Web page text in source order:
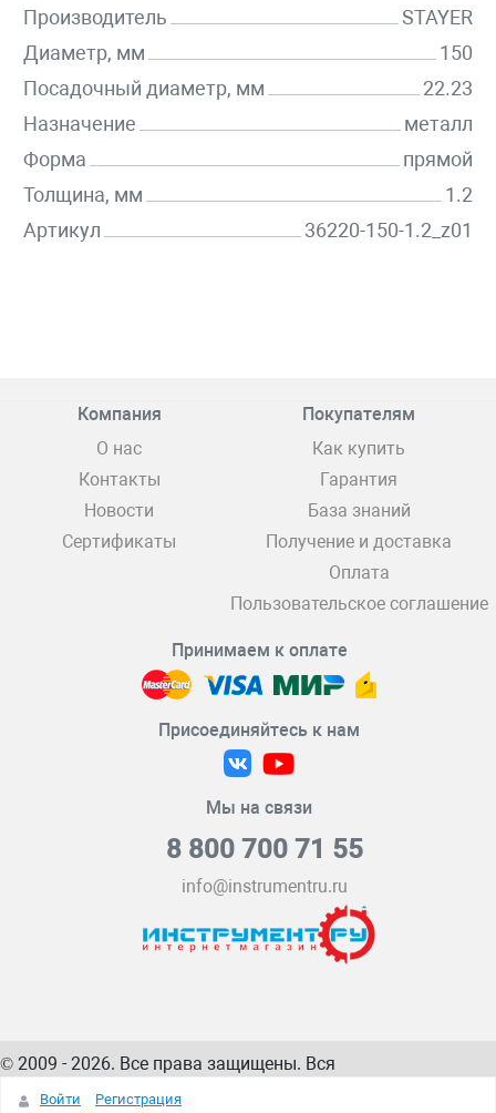
Производитель
STAYER
Диаметр, мм
150
Посадочный диаметр, мм
22.23
Назначение
металл
Форма
прямой
Толщина, мм
1.2
Артикул
36220-150-1.2_z01
Компания
О нас
Контакты
Новости
Сертификаты
Покупателям
Как купить
Гарантия
База знаний
Получение и доставка
Оплата
Пользовательское соглашение
Принимаем к оплате
Присоединяйтесь к нам
Мы на связи
8 800 700 71 55
info@instrumentru.ru
© 2009 - 2026. Все права защищены. Вся
информация на сайте – собственность
Войти Регистрация